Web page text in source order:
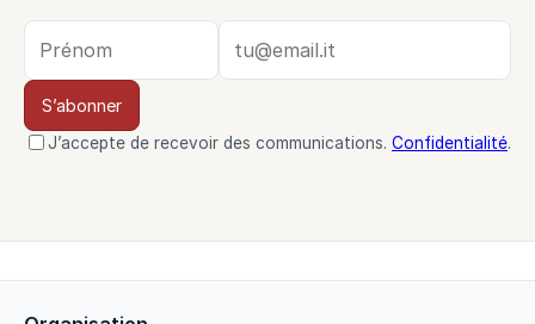
S’abonner
J’accepte de recevoir des communications. Confidentialité.